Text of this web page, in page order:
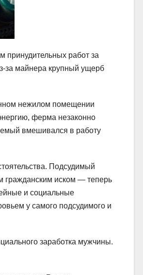
принудительных работ за
за майнера крупный ущерб
нежилом помещении
ферма незаконно
вмешивался в работу
Подсудимый
гражданским иском — теперь
и социальные
у самого подсудимого и
заработка мужчины.